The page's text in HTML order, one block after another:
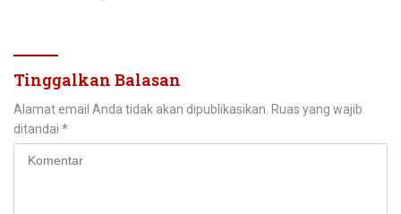
Tinggalkan Balasan
Alamat email Anda tidak akan dipublikasikan. Ruas yang wajib
ditandai *